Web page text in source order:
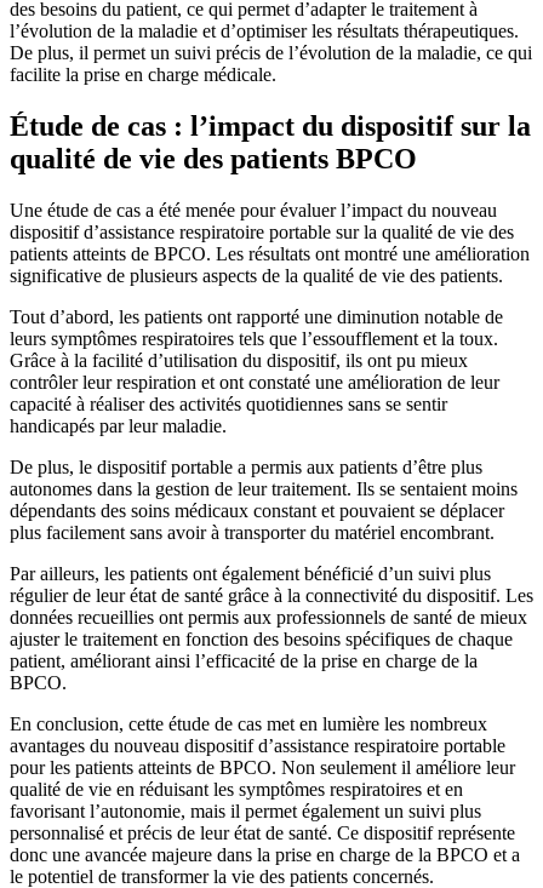
des besoins du patient, ce qui permet d’adapter le traitement à
l’évolution de la maladie et d’optimiser les résultats thérapeutiques.
De plus, il permet un suivi précis de l’évolution de la maladie, ce qui
facilite la prise en charge médicale.
Étude de cas : l’impact du dispositif sur la
qualité de vie des patients BPCO
Une étude de cas a été menée pour évaluer l’impact du nouveau
dispositif d’assistance respiratoire portable sur la qualité de vie des
patients atteints de BPCO. Les résultats ont montré une amélioration
significative de plusieurs aspects de la qualité de vie des patients.
Tout d’abord, les patients ont rapporté une diminution notable de
leurs symptômes respiratoires tels que l’essoufflement et la toux.
Grâce à la facilité d’utilisation du dispositif, ils ont pu mieux
contrôler leur respiration et ont constaté une amélioration de leur
capacité à réaliser des activités quotidiennes sans se sentir
handicapés par leur maladie.
De plus, le dispositif portable a permis aux patients d’être plus
autonomes dans la gestion de leur traitement. Ils se sentaient moins
dépendants des soins médicaux constant et pouvaient se déplacer
plus facilement sans avoir à transporter du matériel encombrant.
Par ailleurs, les patients ont également bénéficié d’un suivi plus
régulier de leur état de santé grâce à la connectivité du dispositif. Les
données recueillies ont permis aux professionnels de santé de mieux
ajuster le traitement en fonction des besoins spécifiques de chaque
patient, améliorant ainsi l’efficacité de la prise en charge de la
BPCO.
En conclusion, cette étude de cas met en lumière les nombreux
avantages du nouveau dispositif d’assistance respiratoire portable
pour les patients atteints de BPCO. Non seulement il améliore leur
qualité de vie en réduisant les symptômes respiratoires et en
favorisant l’autonomie, mais il permet également un suivi plus
personnalisé et précis de leur état de santé. Ce dispositif représente
donc une avancée majeure dans la prise en charge de la BPCO et a
le potentiel de transformer la vie des patients concernés.